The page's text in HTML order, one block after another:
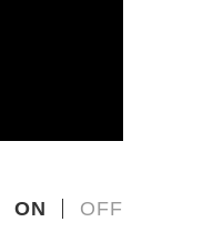
ON OFF
twitter